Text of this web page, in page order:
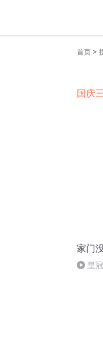
首页 >
国庆
家门
皇